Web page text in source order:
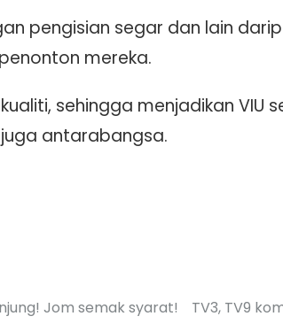
pengisian segar dan lain
mereka.
sehingga menjadikan VIU
antarabangsa.
Jom semak syarat! TV3, TV9